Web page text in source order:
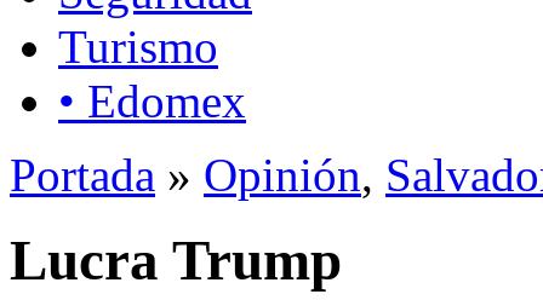
Turismo
• Edomex
Portada » Opinión,
Lucra Trump